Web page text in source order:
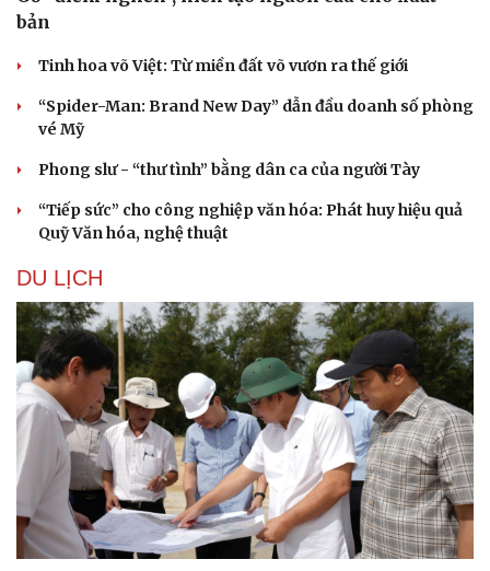
bản
Tinh hoa võ Việt: Từ miền đất võ vươn ra thế giới
“Spider-Man: Brand New Day” dẫn đầu doanh số phòng
vé Mỹ
Phong slư - “thư tình” bằng dân ca của người Tày
“Tiếp sức” cho công nghiệp văn hóa: Phát huy hiệu quả
Quỹ Văn hóa, nghệ thuật
DU LỊCH